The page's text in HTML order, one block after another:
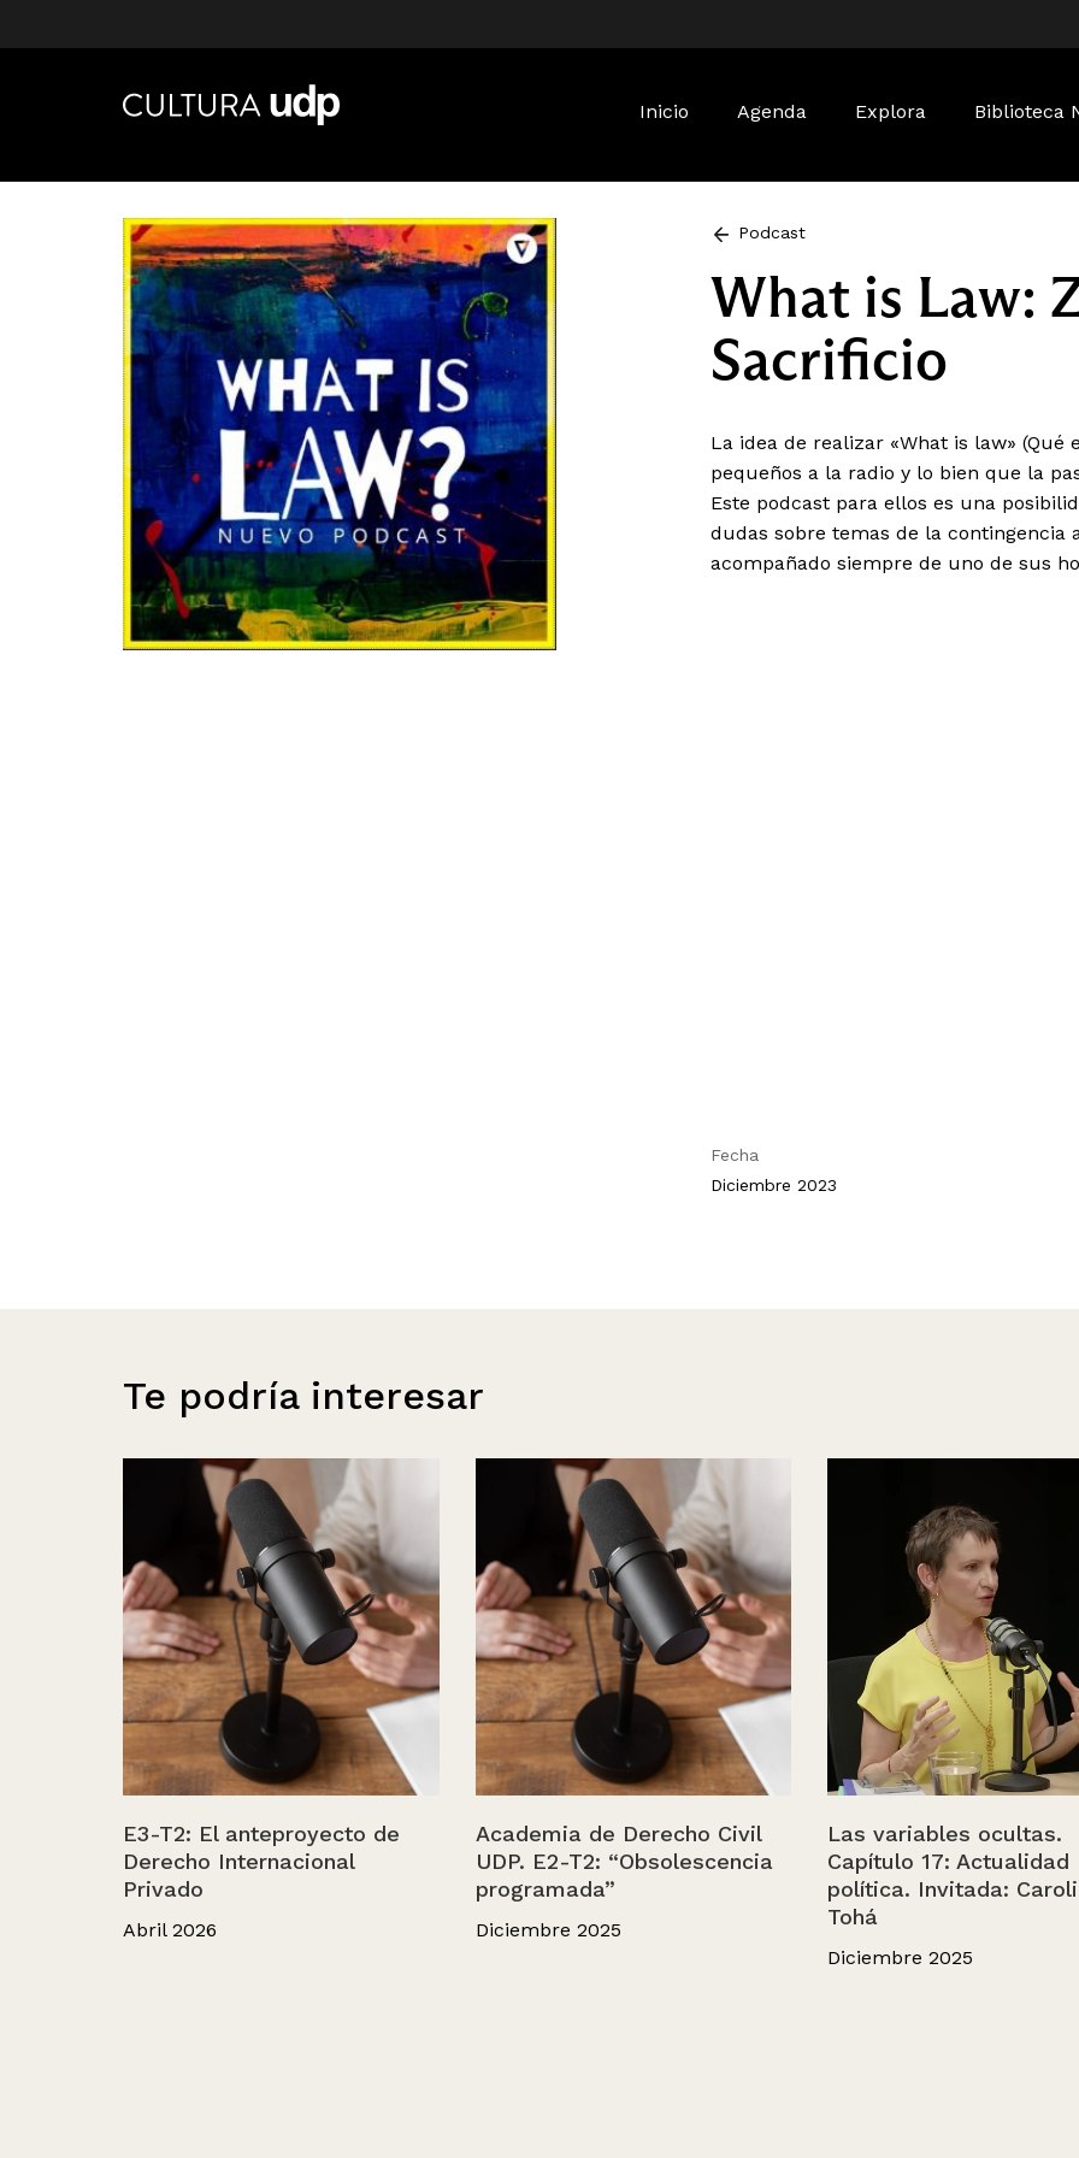
Inicio Agenda Explora Biblioteca
Podcast
What is Law:
Sacrificio
La idea de realizar «What is law»
pequeños a la radio y lo bien que la
Este podcast para ellos es una
dudas sobre temas de la contingencia
acompañado siempre de uno de sus
Fecha
Diciembre 2023
Te podría interesar
E3-T2: El anteproyecto de
Derecho Internacional
Privado
Abril 2026
Academia de Derecho Civil
UDP. E2-T2: “Obsolescencia
programada”
Diciembre 2025
Las variables ocultas.
Capítulo 17: Actualidad
política. Invitada:
Tohá
Diciembre 2025